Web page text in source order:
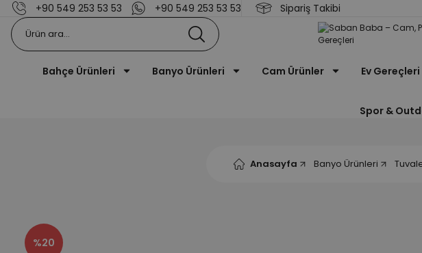
+90 549 253 53 53 +90 549 253 53 53 Sipariş Takibi
Bahçe Ürünleri Banyo Ürünleri Cam Ürünler Ev Gereçleri
Spor &
Anasayfa Banyo Ürünleri
%20